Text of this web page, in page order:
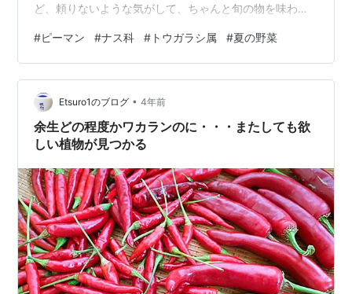
ど、頼りないような気がして、ちゃんと旬の物を味わい
を緩和させてくれるようで、あまり優しくなられても、
と思う。野菜の個性を弱くすると、頂き易くなるけれ
ど、実は面白くないと思っています。では皆様、お健や
かに良い週末を！来週まで、ごきげんよう～。`食`の講
座 ＦＬＵＳＨ https://flush91chakaiseki.jp/個人レッスン
専用サイト ht…
#ピーマン #ナス科 # トウガラシ属 #夏の野菜
Etsuro1のブログ • 4年前
余生どの程度かワカランのに・・・またしても欲
しい植物が見つかる